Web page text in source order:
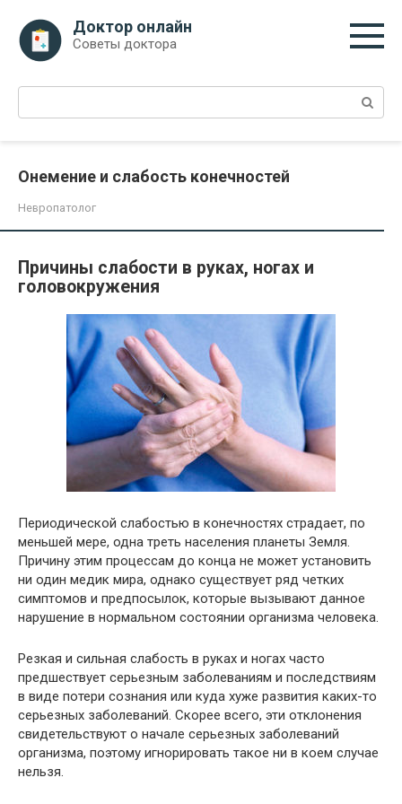
контенту
Доктор онлайн
Советы доктора
Поиск:
Онемение и слабость конечностей
Невропатолог
Причины слабости в руках, ногах и
головокружения
Периодической слабостью в конечностях страдает, по
меньшей мере, одна треть населения планеты Земля.
Причину этим процессам до конца не может установить
ни один медик мира, однако существует ряд четких
симптомов и предпосылок, которые вызывают данное
нарушение в нормальном состоянии организма человека.
Резкая и сильная слабость в руках и ногах часто
предшествует серьезным заболеваниям и последствиям
в виде потери сознания или куда хуже развития каких-то
серьезных заболеваний. Скорее всего, эти отклонения
свидетельствуют о начале серьезных заболеваний
организма, поэтому игнорировать такое ни в коем случае
нельзя.